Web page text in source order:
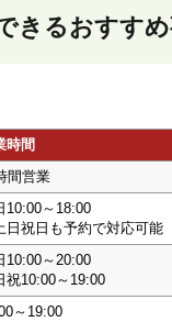
きるおすす
時間
間営業
10:00～18:00
日祝日も予約で対応可能
10:00～20:00
祝10:00～19:00
～19:00